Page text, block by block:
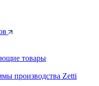
товары
производства Zetti